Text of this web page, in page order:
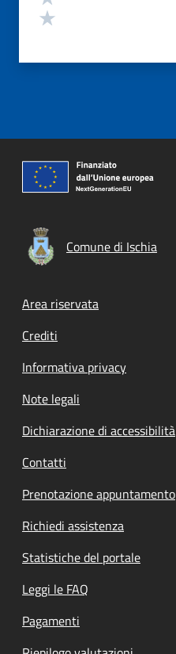
Comune di Ischia
Footer menu
Area riservata
Crediti
Informativa privacy
Note legali
Dichiarazione di accessibilità
Contatti
Prenotazione appuntamento
Richiedi assistenza
Statistiche del portale
Leggi le FAQ
Pagamenti